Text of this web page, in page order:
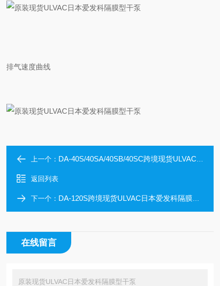
排气速度曲线
上一个： DA-40S/40SA/40SB/40SC跨境现货ULVAC日本爱发科隔膜型干泵
返回列表
下一个： DA-120S跨境现货ULVAC日本爱发科隔膜型干泵
在线留言